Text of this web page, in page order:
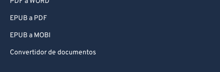
EPUB a PDF
EPUB a MOBI
Convertidor de documentos